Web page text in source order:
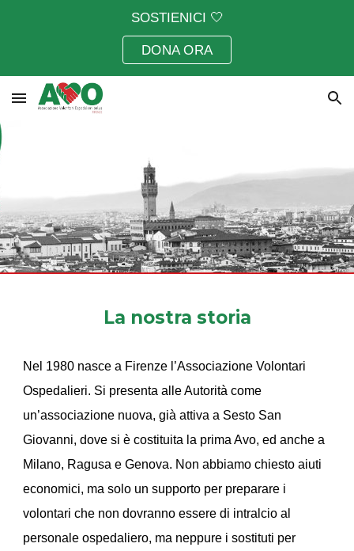
SOSTIENICI 🤍
DONA ORA
La nostra storia
Nel 1980 nasce a Firenze l’Associazione Volontari
Ospedalieri. Si presenta alle Autorità come
un’associazione nuova, già attiva a Sesto San
Giovanni, dove si è costituita la prima Avo, ed anche a
Milano, Ragusa e Genova. Non abbiamo chiesto aiuti
economici, ma solo un supporto per preparare i
volontari che non dovranno essere di intralcio al
personale ospedaliero, ma neppure i sostituti per